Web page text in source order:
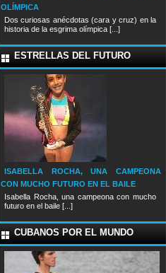
OLÍMPICA
Dos curiosas anécdotas (cara y cruz) en la
historia de la esgrima olímpica [...]
ESTRELLAS DEL FUTURO
ISABELLA ROCHA, UNA CAMPEONA
CON MUCHO FUTURO EN EL BAILE
Isabella Rocha, una campeona con mucho
futuro en el baile [...]
CUBANOS POR EL MUNDO